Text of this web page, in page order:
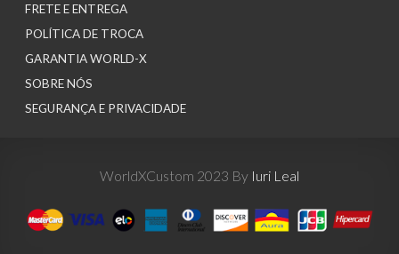
FRETE E ENTREGA
POLÍTICA DE TROCA
GARANTIA WORLD-X
SOBRE NÓS
SEGURANÇA E PRIVACIDADE
WorldXCustom 2023 By Iuri Leal